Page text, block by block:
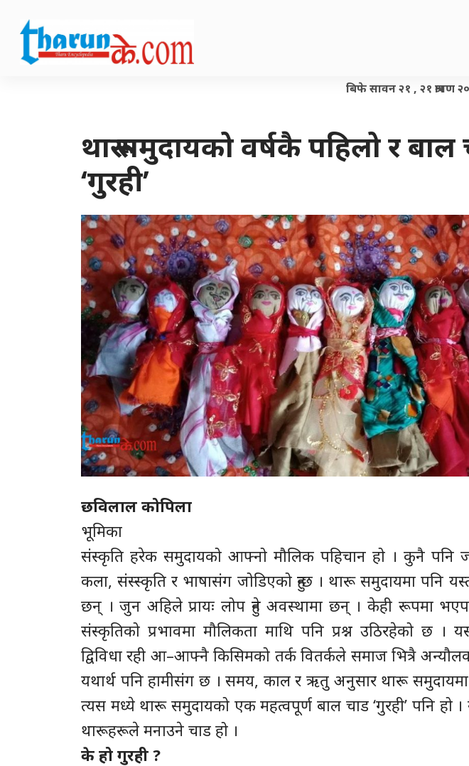
बिफे सावन २१ , २१ श्रावण
थारू समुदायको वर्षकै पहिलो र बाल
‘गुरही’
छविलाल कोपिला
भूमिका
संस्कृति हरेक समुदायको आफ्नो मौलिक पहिचान हो । कुनै पनि
कला, संस्स्कृति र भाषासंग जोडिएको हुन्छ । थारू समुदायमा पनि
छन् । जुन अहिले प्रायः लोप हुने अवस्थामा छन् । केही रूपमा
संस्कृतिको प्रभावमा मौलिकता माथि पनि प्रश्न उठिरहेको छ ।
द्विविधा रही आ–आफ्नै किसिमको तर्क वितर्कले समाज भित्रै
यथार्थ पनि हामीसंग छ । समय, काल र ऋतु अनुसार थारू
त्यस मध्ये थारू समुदायको एक महत्वपूर्ण बाल चाड ‘गुरही’ पनि हो ।
थारूहरूले मनाउने चाड हो ।
के हो गुरही ?